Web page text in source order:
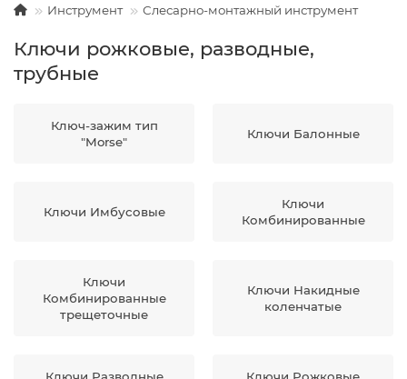
Инструмент Слесарно-монтажный инструмент
Ключи рожковые, разводные,
трубные
Ключ-зажим тип
"Morse"
Ключи Балонные
Ключи Имбусовые
Ключи
Комбинированные
Ключи
Комбинированные
трещеточные
Ключи Накидные
коленчатые